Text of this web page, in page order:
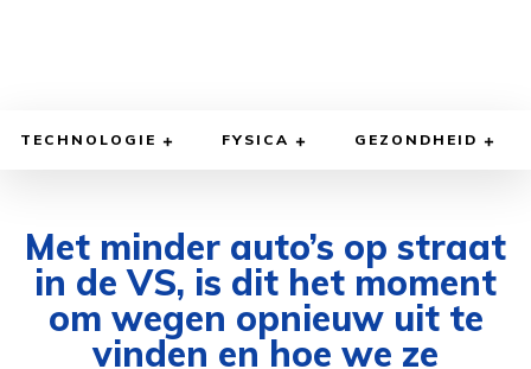
TECHNOLOGIE FYSICA GEZONDHEID
Met minder auto’s op straat
in de VS, is dit het moment
om wegen opnieuw uit te
vinden en hoe we ze